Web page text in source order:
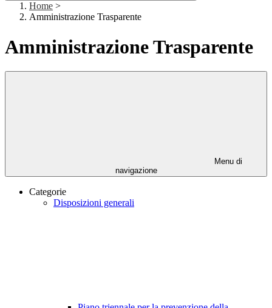
Home >
Amministrazione Trasparente
Amministrazione Trasparente
Menu di
navigazione
Categorie
Disposizioni generali